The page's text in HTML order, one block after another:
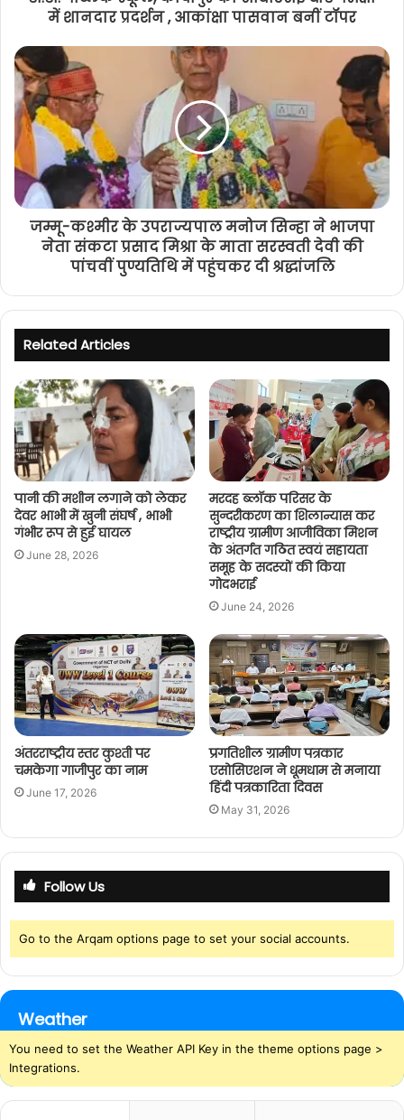
में शानदार प्रदर्शन , आकांक्षा पासवान बनीं टॉपर
जम्मू-कश्मीर के उपराज्यपाल मनोज सिन्हा ने भाजपा
नेता संकटा प्रसाद मिश्रा के माता सरस्वती देवी की
पांचवीं पुण्यतिथि में पहुंचकर दी श्रद्धांजलि
Related Articles
पानी की मशीन लगाने को लेकर
देवर भाभी में खुनी संघर्ष , भाभी
गंभीर रूप से हुई घायल
June 28, 2026
मरदह ब्लॉक परिसर के
सुन्दरीकरण का शिलान्यास कर
राष्ट्रीय ग्रामीण आजीविका मिशन
के अंतर्गत गठित स्वयं सहायता
समूह के सदस्यों की किया
गोदभराई
June 24, 2026
अंतरराष्ट्रीय स्तर कुश्ती पर
चमकेगा गाजीपुर का नाम
June 17, 2026
प्रगतिशील ग्रामीण पत्रकार
एसोसिएशन ने धूमधाम से मनाया
हिंदी पत्रकारिता दिवस
May 31, 2026
Follow Us
Go to the Arqam options page to set your social accounts.
Weather
You need to set the Weather API Key in the theme options page >
Integrations.